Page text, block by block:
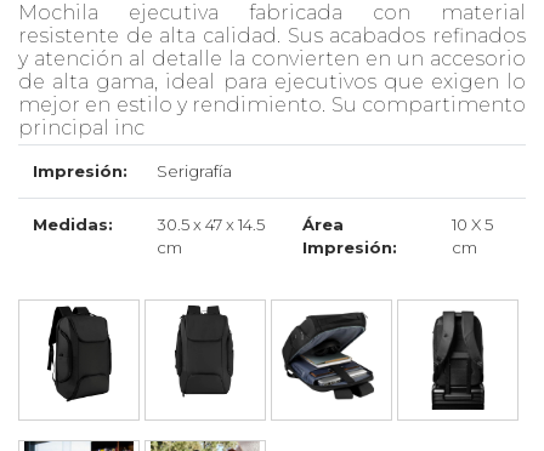
Mochila ejecutiva fabricada con material
resistente de alta calidad. Sus acabados refinados
y atención al detalle la convierten en un accesorio
de alta gama, ideal para ejecutivos que exigen lo
mejor en estilo y rendimiento. Su compartimento
principal inc
Impresión: Serigrafía
Medidas:
30.5 x 47 x 14.5
cm
Área
Impresión:
10 X 5
cm